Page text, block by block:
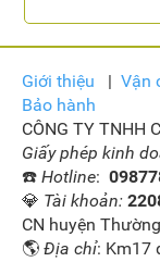
Giới thiệu | Vận
Bảo hành
CÔNG TY TNHH
Giấy phép kinh
☎️ Hotline:
💎 Tài khoản:
CN huyện
🌎 Địa chỉ: Km17